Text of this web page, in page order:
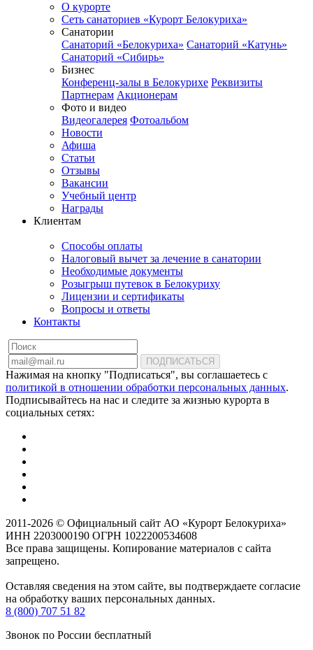
О курорте
Сеть санаториев «Курорт Белокуриха»
Санатории
Санаторий «Белокуриха» Санаторий «Катунь»
Санаторий «Сибирь»
Бизнес
Конференц-залы в Белокурихе Реквизиты
Партнерам Акционерам
Фото и видео
Видеогалерея Фотоальбом
Новости
Афиша
Статьи
Отзывы
Вакансии
Учебный центр
Награды
Клиентам
Способы оплаты
Налоговый вычет за лечение в санатории
Необходимые документы
Розыгрыш путевок в Белокуриху
Лицензии и сертификаты
Вопросы и ответы
Контакты
ПОДПИСАТЬСЯ
Нажимая на кнопку "Подписаться", вы соглашаетесь с
политикой в отношении обработки персональных данных.
Подписывайтесь на нас и следите за жизнью курорта в
социальных сетях:
2011-2026 © Официальный сайт АО «Курорт Белокуриха»
ИНН 2203000190 ОГРН 1022200534608
Все права защищены. Копирование материалов с сайта
запрещено.
Оставляя сведения на этом сайте, вы подтверждаете согласие
на обработку ваших персональных данных.
8 (800) 707 51 82
Звонок по России бесплатный